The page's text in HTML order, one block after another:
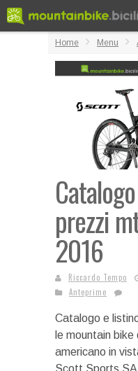
Home Menu
prezzi
2016
Riccardo Tempo
Anteprime
Catalogo e
le mountain
americano in
Scott Sports